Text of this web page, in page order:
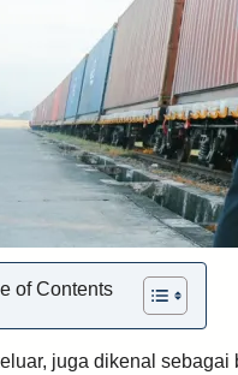
of Contents
juga dikenal